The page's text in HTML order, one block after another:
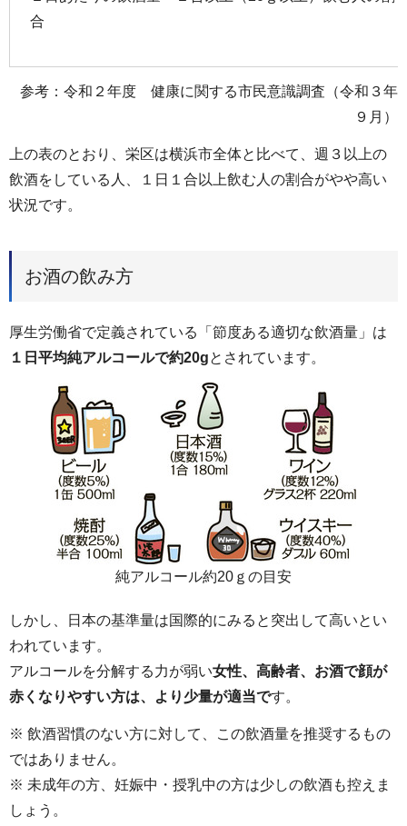
合
参考：令和２年度 健康に関する市民意識調査（令和３年
９月）
上の表のとおり、栄区は横浜市全体と比べて、週３以上の
飲酒をしている人、１日１合以上飲む人の割合がやや高い
状況です。
お酒の飲み方
厚生労働省で定義されている「節度ある適切な飲酒量」は
１日平均純アルコールで約20gとされています。
純アルコール約20ｇの目安
しかし、日本の基準量は国際的にみると突出して高いとい
われています。
アルコールを分解する力が弱い女性、高齢者、お酒で顔が
赤くなりやすい方は、より少量が適当です。
※ 飲酒習慣のない方に対して、この飲酒量を推奨するもの
ではありません。
※ 未成年の方、妊娠中・授乳中の方は少しの飲酒も控えま
しょう。